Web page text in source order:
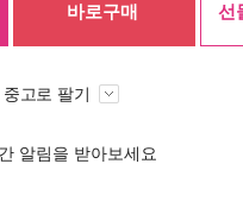
바로구매 선
중고로 팔기
알림을 받아보세요